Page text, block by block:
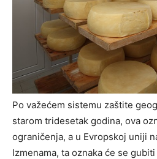
Po važećem sistemu zaštite
starom tridesetak godina, ova
ograničenja, a u Evropskoj uniji
Izmenama, ta oznaka će se